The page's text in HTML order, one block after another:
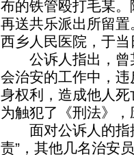
布的铁管殴打毛某
再送共乐派出所留
西乡人民医院，于
公诉人指出，曾
会治安的工作中，
身权利，造成他人
为触犯了《刑法》
面对公诉人的指
责”，其他几名治安